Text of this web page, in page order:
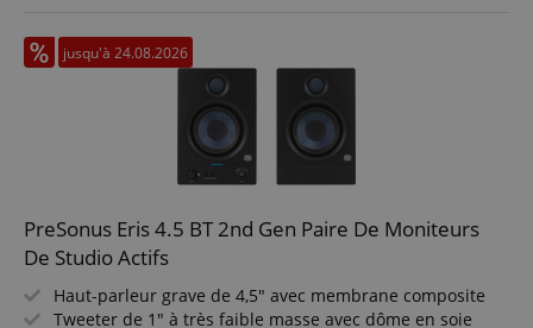
jusqu'à 24.08.2026
PreSonus Eris 4.5 BT 2nd Gen Paire De Moniteurs
De Studio Actifs
Haut-parleur grave de 4,5" avec membrane composite
Tweeter de 1" à très faible masse avec dôme en soie